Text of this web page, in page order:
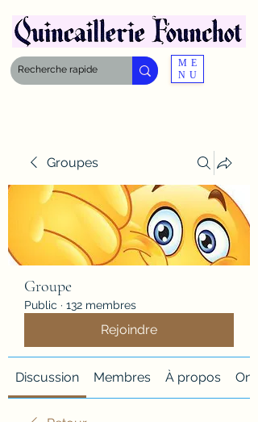
ME
NU
Groupes
Groupe
Public · 132 membres
Rejoindre
Discussion Membres À propos